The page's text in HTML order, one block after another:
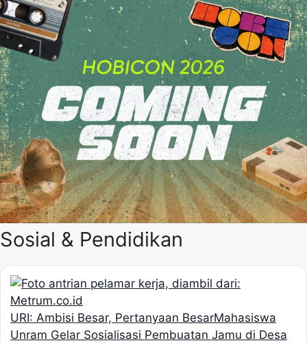
Sosial & Pendidikan
URI: Ambisi Besar, Pertanyaan BesarMahasiswa
Unram Gelar Sosialisasi Pembuatan Jamu di Desa